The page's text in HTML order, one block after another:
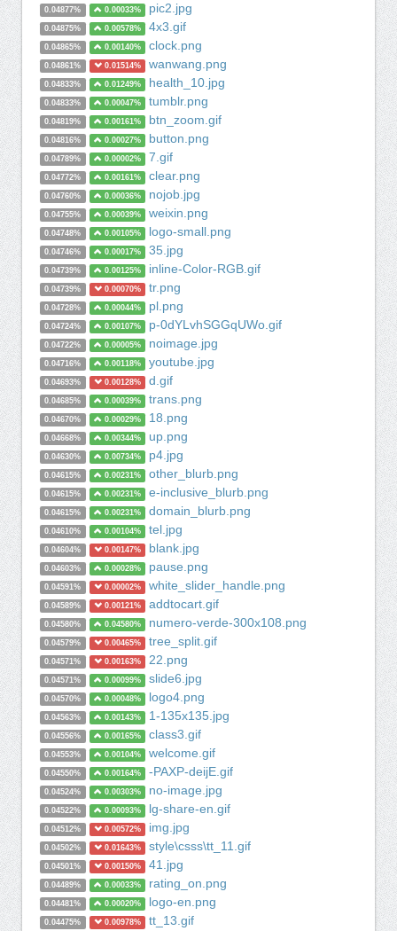
0.04877% 0.00033% pic2.jpg
0.04875% 0.00578% 4x3.gif
0.04865% 0.00140% clock.png
0.04861% 0.01514% wanwang.png
0.04833% 0.01249% health_10.jpg
0.04833% 0.00047% tumblr.png
0.04819% 0.00161% btn_zoom.gif
0.04816% 0.00027% button.png
0.04789% 0.00002% 7.gif
0.04772% 0.00161% clear.png
0.04760% 0.00036% nojob.jpg
0.04755% 0.00039% weixin.png
0.04748% 0.00105% logo-small.png
0.04746% 0.00017% 35.jpg
0.04739% 0.00125% inline-Color-RGB.gif
0.04739% 0.00070% tr.png
0.04728% 0.00044% pl.png
0.04724% 0.00107% p-0dYLvhSGGqUWo.gif
0.04722% 0.00005% noimage.jpg
0.04716% 0.00118% youtube.jpg
0.04693% 0.00128% d.gif
0.04685% 0.00039% trans.png
0.04670% 0.00029% 18.png
0.04668% 0.00344% up.png
0.04630% 0.00734% p4.jpg
0.04615% 0.00231% other_blurb.png
0.04615% 0.00231% e-inclusive_blurb.png
0.04615% 0.00231% domain_blurb.png
0.04610% 0.00104% tel.jpg
0.04604% 0.00147% blank.jpg
0.04603% 0.00028% pause.png
0.04591% 0.00002% white_slider_handle.png
0.04589% 0.00121% addtocart.gif
0.04580% 0.04580% numero-verde-300x108.png
0.04579% 0.00465% tree_split.gif
0.04571% 0.00163% 22.png
0.04571% 0.00099% slide6.jpg
0.04570% 0.00048% logo4.png
0.04563% 0.00143% 1-135x135.jpg
0.04556% 0.00165% class3.gif
0.04553% 0.00104% welcome.gif
0.04550% 0.00164% -PAXP-deijE.gif
0.04524% 0.00303% no-image.jpg
0.04522% 0.00093% lg-share-en.gif
0.04512% 0.00572% img.jpg
0.04502% 0.01643% style\csss\tt_11.gif
0.04501% 0.00150% 41.jpg
0.04489% 0.00033% rating_on.png
0.04481% 0.00020% logo-en.png
0.04475% 0.00978% tt_13.gif